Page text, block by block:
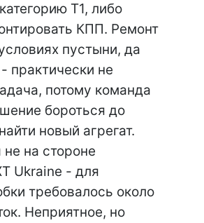
Т1, либо
КПП. Ремонт
пустыни, да
практически не
потому команда
бороться до
новый агрегат.
на стороне
Ukraine - для
требовалось около
Неприятное, но